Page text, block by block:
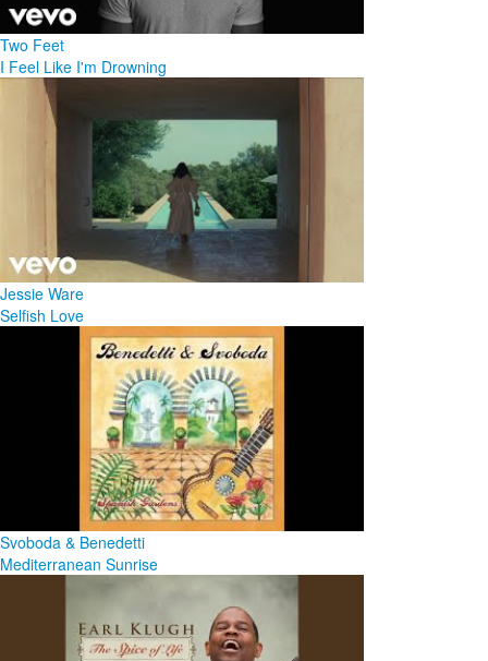
Two Feet
I Feel Like I'm Drowning
Jessie Ware
Selfish Love
Svoboda & Benedetti
Mediterranean Sunrise